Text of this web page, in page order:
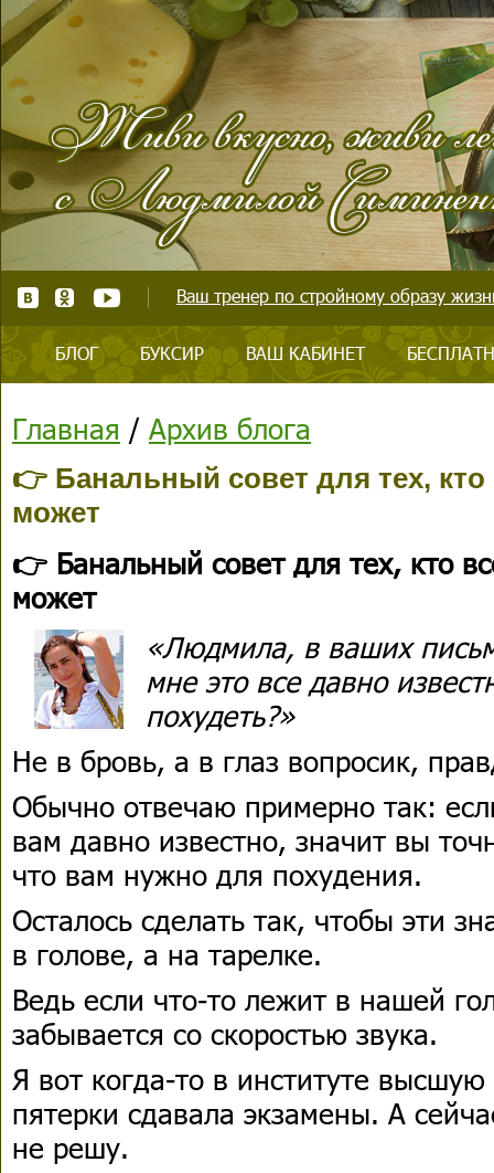
Ваш тренер по стройному образу
БЛОГ БУКСИР ВАШ КАБИНЕТ
Главная / Архив блога
👉 Банальный совет для тех, кто
может
👉 Банальный совет для тех, кто
может
«Людмила, в ваших
мне это все давно
похудеть?»
Не в бровь, а в глаз вопросик,
Обычно отвечаю примерно так:
вам давно известно, значит вы
что вам нужно для похудения.
Осталось сделать так, чтобы эти
в голове, а на тарелке.
Ведь если что-то лежит в нашей
забывается со скоростью звука.
Я вот когда-то в институте
пятерки сдавала экзамены. А
не решу.